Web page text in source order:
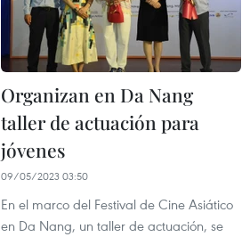
Organizan en Da Nang
taller de actuación para
jóvenes
09/05/2023 03:50
En el marco del Festival de Cine Asiático
en Da Nang, un taller de actuación, se